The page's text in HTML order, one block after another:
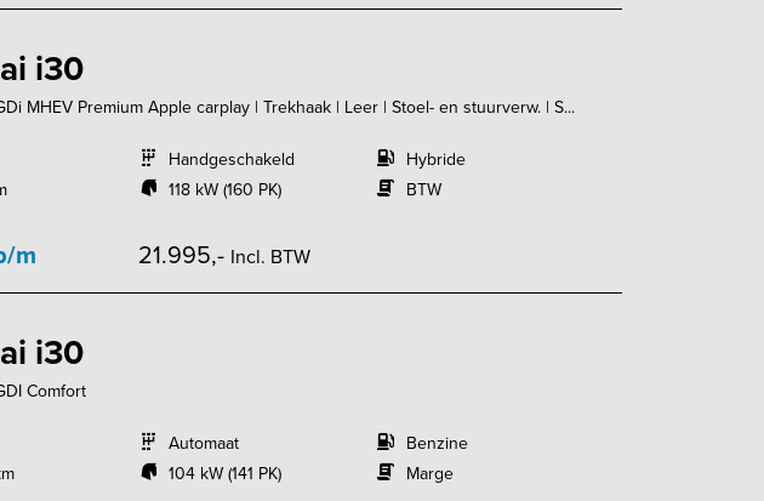
i30
MHEV Premium Apple carplay | Trekhaak | Leer | Stoel- en stuurverw. | S...
Handgeschakeld
118 kW (160 PK)
Hybride
BTW
m 21.995,- Incl. BTW
i30
Comfort
Automaat
104 kW (141 PK)
Benzine
Marge